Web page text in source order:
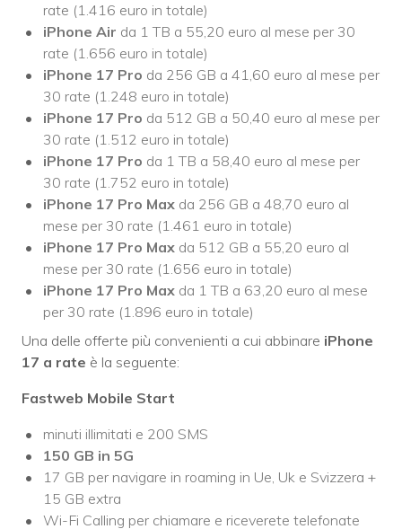
rate (1.416 euro in totale)
iPhone Air da 1 TB a 55,20 euro al mese per 30
rate (1.656 euro in totale)
iPhone 17 Pro da 256 GB a 41,60 euro al mese per
30 rate (1.248 euro in totale)
iPhone 17 Pro da 512 GB a 50,40 euro al mese per
30 rate (1.512 euro in totale)
iPhone 17 Pro da 1 TB a 58,40 euro al mese per
30 rate (1.752 euro in totale)
iPhone 17 Pro Max da 256 GB a 48,70 euro al
mese per 30 rate (1.461 euro in totale)
iPhone 17 Pro Max da 512 GB a 55,20 euro al
mese per 30 rate (1.656 euro in totale)
iPhone 17 Pro Max da 1 TB a 63,20 euro al mese
per 30 rate (1.896 euro in totale)
Una delle offerte più convenienti a cui abbinare iPhone
17 a rate è la seguente:
Fastweb Mobile Start
minuti illimitati e 200 SMS
150 GB in 5G
17 GB per navigare in roaming in Ue, Uk e Svizzera +
15 GB extra
Wi-Fi Calling per chiamare e riceverete telefonate